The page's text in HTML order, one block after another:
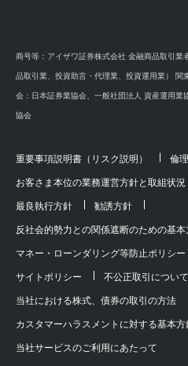
商号等：アイザワ証券株式会社 金融商品取引業
品取引業、投資助言・代理業、投資運用業）
会：日本証券業協会、一般社団法人 資産運用
協会
重要事項説明書（リスク説明） 倫
お客さま本位の業務運営方針と取組状況
最良執行方針 勧誘方針
反社会的勢力との関係遮断のための基本
マネー・ローンダリング等防止ポリシー
サイトポリシー 不公正取引について
当社における株式、債券の取引の方法
カスタマーハラスメントに対する基本方
当社サービスのご利用にあたって